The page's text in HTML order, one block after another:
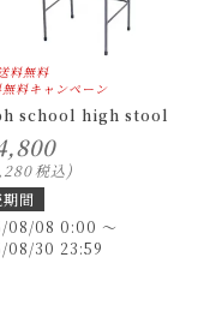
料無料
料キャンペーン
school high stool
税込
間
08/08 0:00 〜
08/30 23:59